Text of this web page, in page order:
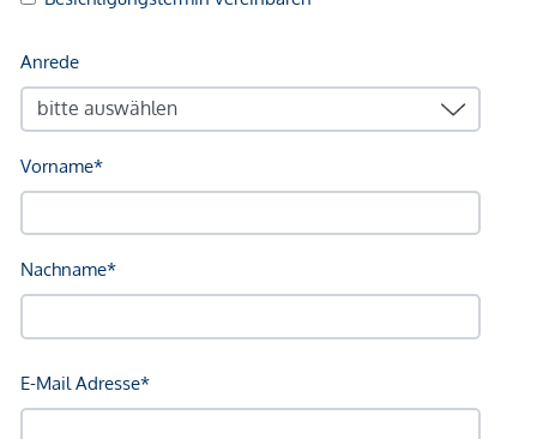
Naheverhältnis zum Verkäufer. Wir weisen darauf hin, dass
Treuhandabwicklung ist gebunden an ARNOLD
Rechtsanwälte GmbH, Stoß im Himmel 1, 1010 Wien. Die
Kosten betragen 1,5 % des Kaufpreises zzgl. 20 % USt.
sowie Barauslagen und Beglaubigung.
dem zu vermittelnden Dritten ein familiäres oder
wirtschaftliches Naheverhältnis besteht.
*Der Vertrag kommt nicht mit der INFINA Credit Broker